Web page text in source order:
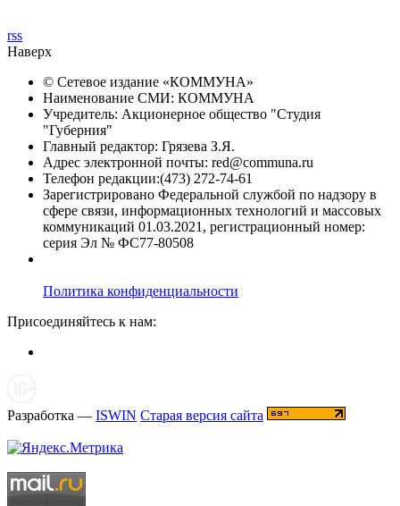
rss
Наверх
© Сетевое издание «КОММУНА»
Наименование СМИ: КОММУНА
Учредитель: Акционерное общество "Студия
"Губерния"
Главный редактор: Грязева З.Я.
Адрес электронной почты: red@communa.ru
Телефон редакции:(473) 272-74-61
Зарегистрировано Федеральной службой по надзору в
сфере связи, информационных технологий и массовых
коммуникаций 01.03.2021, регистрационный номер:
серия Эл № ФС77-80508
Политика конфиденциальности
Присоединяйтесь к нам:
Разработка — ISWIN Старая версия сайта